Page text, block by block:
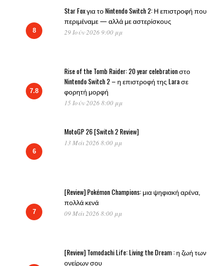
8
Star Fox για το Nintendo Switch 2: Η επιστροφή που
περιμέναμε — αλλά με αστερίσκους
29 Ιούν 2026 9:00 μμ
7.8
Rise of the Tomb Raider: 20 year celebration στο
Nintendo Switch 2 – η επιστροφή της Lara σε
φορητή μορφή
15 Ιούν 2026 8:00 μμ
6
MotoGP 26 [Switch 2 Review]
13 Μάι 2026 8:00 μμ
7
[Review] Pokémon Champions: μια ψηφιακή αρένα,
πολλά κενά
09 Μάι 2026 8:00 μμ
[Review] Tomodachi Life: Living the Dream : η ζωή των
ονείρων σου